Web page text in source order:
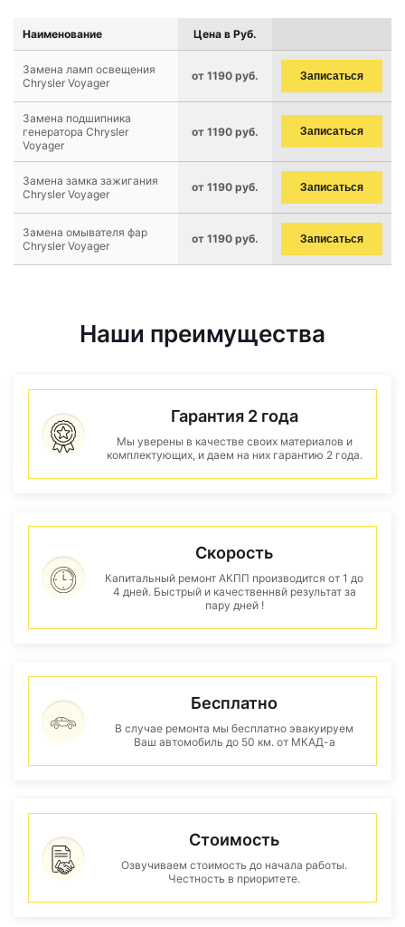
Наименование Цена в Руб.
Замена ламп освещения
Chrysler Voyager
от 1190 руб. Записаться
Замена подшипника
генератора Chrysler
Voyager
от 1190 руб. Записаться
Замена замка зажигания
Chrysler Voyager
от 1190 руб. Записаться
Замена омывателя фар
Chrysler Voyager
от 1190 руб. Записаться
Наши преимущества
Гарантия 2 года
Мы уверены в качестве своих материалов и
комплектующих, и даем на них гарантию 2 года.
Скорость
Капитальный ремонт АКПП производится от 1 до
4 дней. Быстрый и качественнвй результат за
пару дней !
Бесплатно
В случае ремонта мы бесплатно эвакуируем
Ваш автомобиль до 50 км. от МКАД-а
Стоимость
Озвучиваем стоимость до начала работы.
Честность в приоритете.